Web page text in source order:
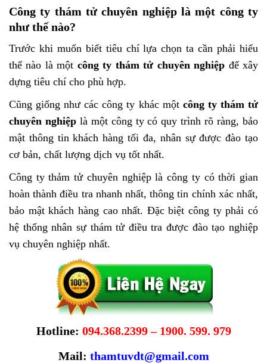
Công ty thám tử chuyên nghiệp là một công ty
như thế nào?
Trước khi muốn biết tiêu chí lựa chọn ta cần phải hiểu
thế nào là một công ty thám tử chuyên nghiệp để xây
dựng tiêu chí cho phù hợp.
Cũng giống như các công ty khác một công ty thám tử
chuyên nghiệplà một công ty có quy trình rõ ràng, bảo
mật thông tin khách hàng tối đa, nhân sự được đào tạo
cơ bản, chất lượng dịch vụ tốt nhất.
Công ty thảm tử chuyên nghiệp là công ty có thời gian
hoàn thành điều tra nhanh nhất, thông tin chính xác nhất,
bảo mật khách hàng cao nhất. Đặc biệt công ty phải có
hệ thống nhân sự thám tử điều tra được đào tạo nghiệp
vụ chuyên nghiệp nhất.
Hotline: 094.368.2399 – 1900. 599. 979
Mail: thamtuvdt@gmail.com